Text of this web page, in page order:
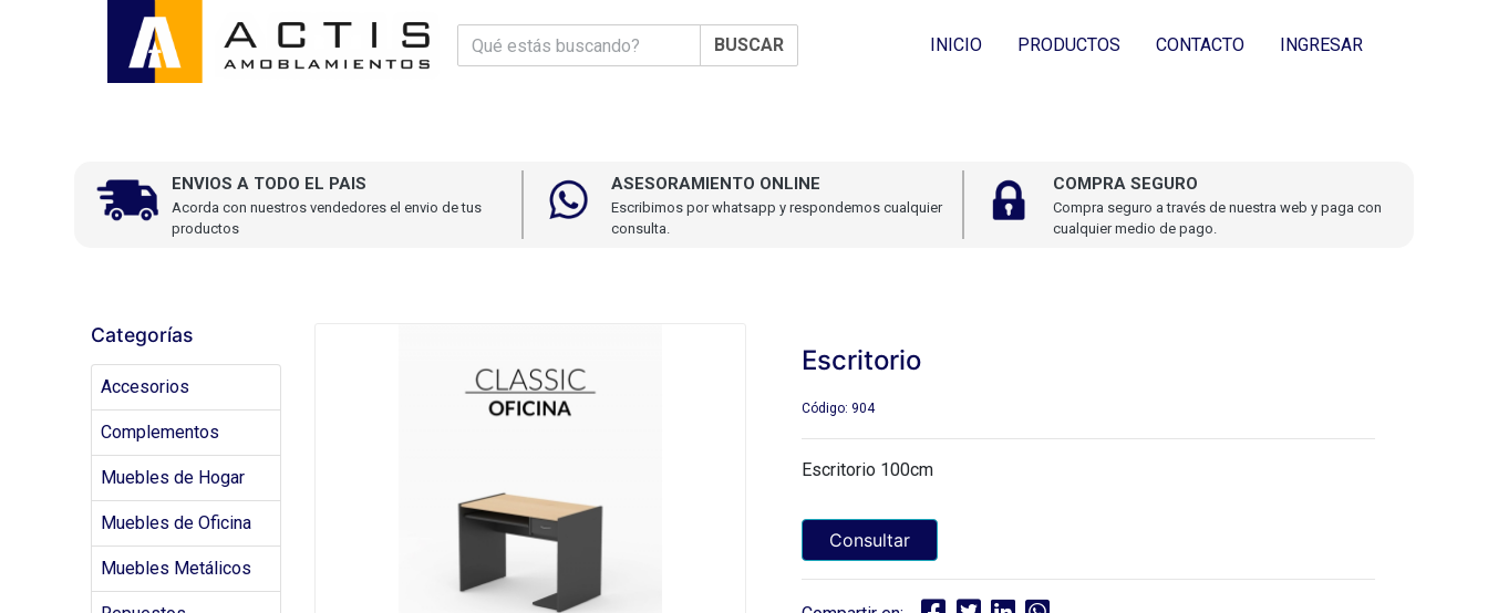
BUSCAR INICIO PRODUCTOS CONTACTO INGRESAR
ENVIOS A TODO EL PAIS
Acorda con nuestros vendedores el envio de tus
productos
ASESORAMIENTO ONLINE
Escribimos por whatsapp y respondemos cualquier
consulta.
COMPRA SEGURO
Compra seguro a través de nuestra web y paga con
cualquier medio de pago.
Categorías
Accesorios
Complementos
Muebles de Hogar
Muebles de Oficina
Muebles Metálicos
Escritorio
Código: 904
Escritorio 100cm
Consultar